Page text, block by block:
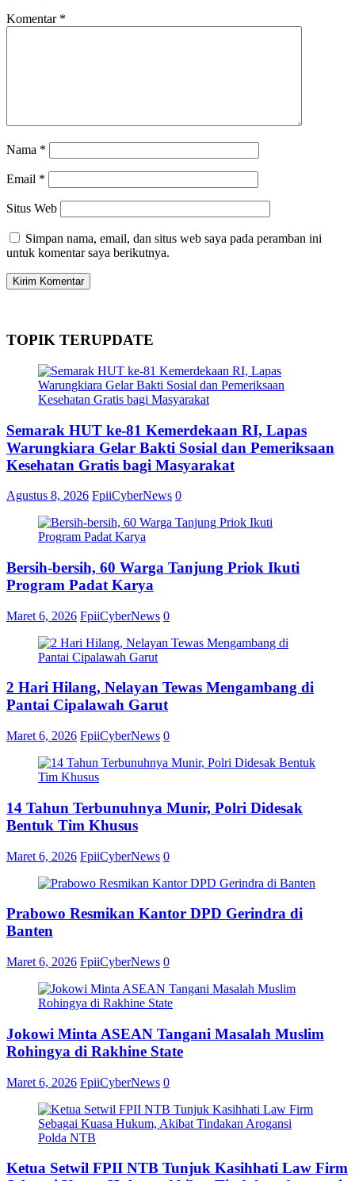
Komentar *
Nama *
Email *
Situs Web
Simpan nama, email, dan situs web saya pada peramban ini
untuk komentar saya berikutnya.
TOPIK TERUPDATE
Semarak HUT ke-81 Kemerdekaan RI, Lapas
Warungkiara Gelar Bakti Sosial dan Pemeriksaan
Kesehatan Gratis bagi Masyarakat
Agustus 8, 2026 FpiiCyberNews 0
Bersih-bersih, 60 Warga Tanjung Priok Ikuti
Program Padat Karya
Maret 6, 2026 FpiiCyberNews 0
2 Hari Hilang, Nelayan Tewas Mengambang di
Pantai Cipalawah Garut
Maret 6, 2026 FpiiCyberNews 0
14 Tahun Terbunuhnya Munir, Polri Didesak
Bentuk Tim Khusus
Maret 6, 2026 FpiiCyberNews 0
Prabowo Resmikan Kantor DPD Gerindra di
Banten
Maret 6, 2026 FpiiCyberNews 0
Jokowi Minta ASEAN Tangani Masalah Muslim
Rohingya di Rakhine State
Maret 6, 2026 FpiiCyberNews 0
Ketua Setwil FPII NTB Tunjuk Kasihhati Law Firm